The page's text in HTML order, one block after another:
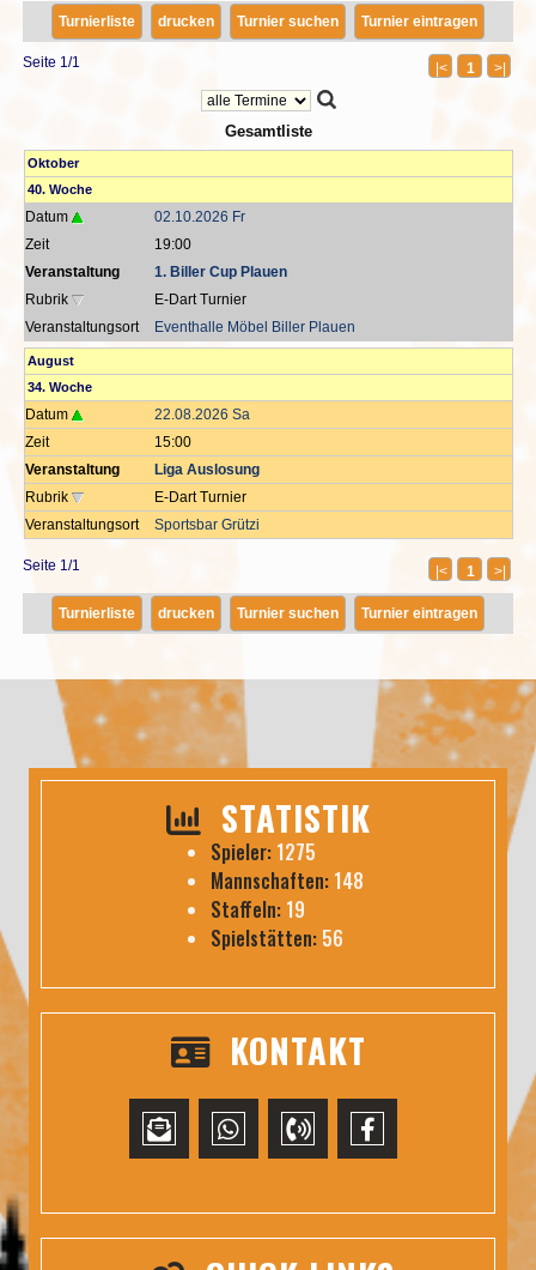
Turnierliste drucken Turnier suchen Turnier eintragen
Seite 1/1 |< 1 >|
Gesamtliste
Oktober
40. Woche
Datum
02.10.2026 Fr
Zeit
19:00
Veranstaltung
1. Biller Cup Plauen
Rubrik
E-Dart Turnier
Veranstaltungsort
Eventhalle Möbel Biller Plauen
August
34. Woche
Datum
22.08.2026 Sa
Zeit
15:00
Veranstaltung
Liga Auslosung
Rubrik
E-Dart Turnier
Veranstaltungsort
Sportsbar Grützi
Seite 1/1 |< 1 >|
Turnierliste drucken Turnier suchen Turnier eintragen
STATISTIK
Spieler: 1275
Mannschaften: 148
Staffeln: 19
Spielstätten: 56
KONTAKT